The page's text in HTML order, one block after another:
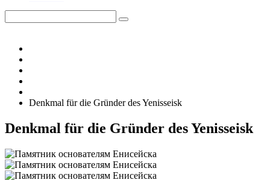
Denkmal für die Gründer des Yenisseisk
Denkmal für die Gründer des Yenisseisk